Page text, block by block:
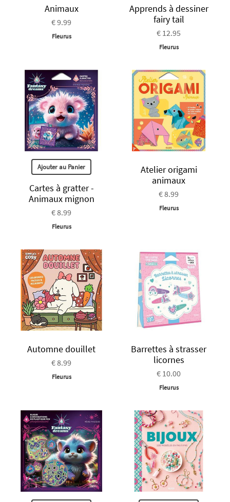
Animaux
€ 9.99
Fleurus
Apprends à dessiner
fairy tail
€ 12.95
Fleurus
Ajouter au Panier
Cartes à gratter -
Animaux mignon
€ 8.99
Fleurus
Atelier origami
animaux
€ 8.99
Fleurus
Automne douillet
€ 8.99
Fleurus
Barrettes à strasser
licornes
€ 10.00
Fleurus